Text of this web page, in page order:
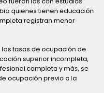
quienes tienen educación
registran menor
las tasas de ocupación de
superior incompleta,
completa y más, se
ocupación previo a la